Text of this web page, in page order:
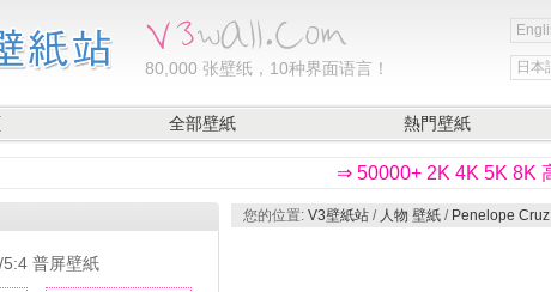
80,000 张壁纸，10种界面语言！ 日本
全部壁紙 熱門壁紙
⇒ 50000+ 2K 4K 5K 8K
普屏壁紙
您的位置: V3壁紙站 / 人物 壁紙 / Penelope